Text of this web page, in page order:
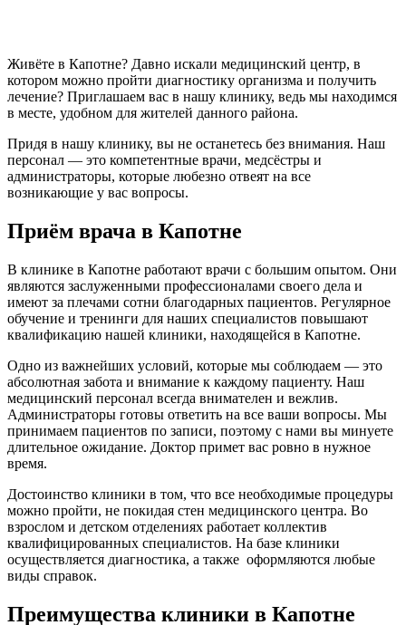
Живёте в Капотне? Давно искали медицинский центр, в
котором можно пройти диагностику организма и получить
лечение? Приглашаем вас в нашу клинику, ведь мы находимся
в месте, удобном для жителей данного района.
Придя в нашу клинику, вы не останетесь без внимания. Наш
персонал — это компетентные врачи, медсёстры и
администраторы, которые любезно отвеят на все
возникающие у вас вопросы.
Приём врача в Капотне
В клинике в Капотне работают врачи с большим опытом. Они
являются заслуженными профессионалами своего дела и
имеют за плечами сотни благодарных пациентов. Регулярное
обучение и тренинги для наших специалистов повышают
квалификацию нашей клиники, находящейся в Капотне.
Одно из важнейших условий, которые мы соблюдаем — это
абсолютная забота и внимание к каждому пациенту. Наш
медицинский персонал всегда внимателен и вежлив.
Администраторы готовы ответить на все ваши вопросы. Мы
принимаем пациентов по записи, поэтому с нами вы минуете
длительное ожидание. Доктор примет вас ровно в нужное
время.
Достоинство клиники в том, что все необходимые процедуры
можно пройти, не покидая стен медицинского центра. Во
взрослом и детском отделениях работает коллектив
квалифицированных специалистов. На базе клиники
осуществляется диагностика, а также оформляются любые
виды справок.
Преимущества клиники в Капотне